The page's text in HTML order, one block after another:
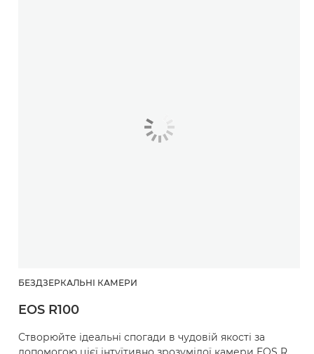
БЕЗДЗЕРКАЛЬНІ КАМЕРИ
EOS R100
Створюйте ідеальні спогади в чудовій якості за